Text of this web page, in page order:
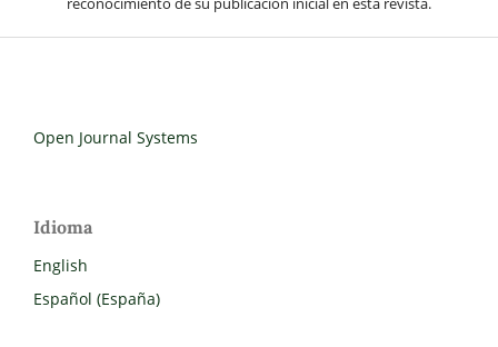
Open Journal Systems
Idioma
English
Español (España)